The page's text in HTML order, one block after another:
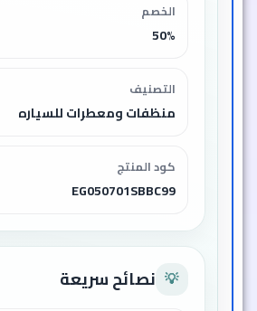
الخصم
50%
التصنيف
منظفات ومعطرات للسياره
كود المنتج
EG050701SBBC99
💡 نصائح سريعة